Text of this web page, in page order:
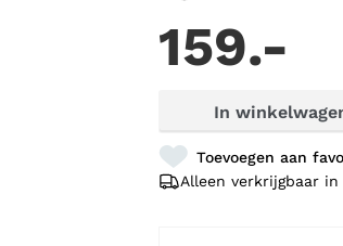
159.-
In
Toevoegen aan
Alleen verkrijgbaar